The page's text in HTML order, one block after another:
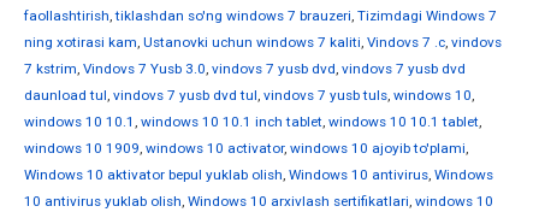
faollashtirish,tiklashdan so'ng windows 7 brauzeri, Tizimdagi Windows 7
ning xotirasi kam, Ustanovki uchun windows 7 kaliti, Vindovs 7 .c, vindovs
7 kstrim, Vindovs 7 Yusb 3.0, vindovs 7 yusb dvd, vindovs 7 yusb dvd
daunload tul, vindovs 7 yusb dvd tul, vindovs 7 yusb tuls, windows 10,
windows 10 10.1 , windows 10 10.1 inch tablet, windows 10 10.1 tablet,
windows 10 1909, windows 10 activator, windows 10 ajoyib to'plami,
Windows 10 aktivator bepul yuklab olish, Windows 10 antivirus, Windows
10 antivirus yuklab olish, Windows 10 arxivlash sertifikatlari, windows 10